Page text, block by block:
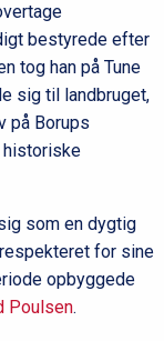
bestyrede efter
tog han på Tune
sig til landbruget,
på Borups
historiske
som en dygtig
for sine
opbyggede
Poulsen.